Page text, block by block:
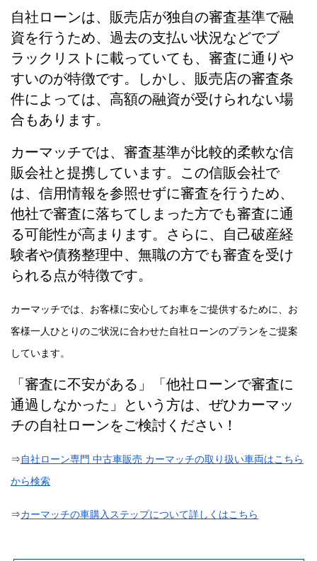
自社ローンは、販売店が独自の審査基準で融
資を行うため、過去の支払い状況などでブ
ラックリストに載っていても、審査に通りや
すいのが特徴です。しかし、販売店の審査条
件によっては、高額の融資が受けられない場
合もあります。
カーマッチでは、審査基準が比較的柔軟な信
販会社と提携しています。この信販会社で
は、信用情報を参照せずに審査を行うため、
他社で審査に落ちてしまった方でも審査に通
る可能性が高まります。さらに、自己破産経
験者や債務整理中、無職の方でも審査を受け
られる点が特徴です。
カーマッチでは、お客様に安心してお車をご提供するために、お
客様一人ひとりのご状況に合わせた自社ローンのプランをご提案
しています。
「審査に不安がある」「他社ローンで審査に
通過しなかった」という方は、ぜひカーマッ
チの自社ローンをご検討ください！
⇒自社ローン専門 中古車販売 カーマッチの取り扱い車両はこちら
から検索
⇒カーマッチの車購入ステップについて詳しくはこちら